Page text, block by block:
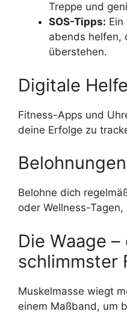
Treppe und
SOS-Tipps: Ein
abends helfen,
überstehen.
Digitale
Fitness-Apps und
deine Erfolge zu
Belohnungen
Belohne dich
oder Wellness-
Die Waage –
schlimmster
Muskelmasse wiegt
einem Maßband, um